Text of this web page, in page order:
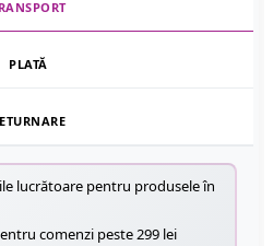
PLATĂ
lucrătoare pentru produsele în
comenzi peste 299 lei